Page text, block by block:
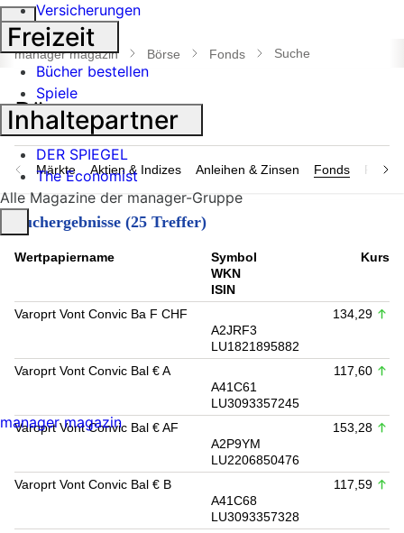
Suche
öffnen
manager magazin Börse Fonds Suche
Märkte Aktien & Indizes Anleihen & Zinsen Fonds
Suchergebnisse (25 Treffer)
Wert­papier­name
Symbol
WKN
ISIN
Kurs
Varoprt Vont Convic Ba F CHF
A2JRF3
LU1821895882
134,29
Varoprt Vont Convic Bal € A
A41C61
LU3093357245
117,60
Varoprt Vont Convic Bal € AF
A2P9YM
LU2206850476
153,28
Varoprt Vont Convic Bal € B
A41C68
LU3093357328
117,59
Versicherungen
Freizeit
Bücher bestellen
Spiele
Inhaltepartner
DER SPIEGEL
The Economist
Alle Magazine der manager-Gruppe
manager magazin